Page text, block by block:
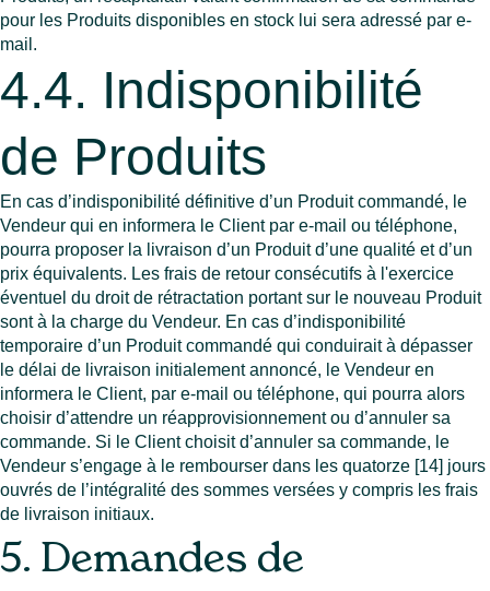
pour les Produits disponibles en stock lui sera adressé par e-
mail.
4.4. Indisponibilité
de Produits
En cas d’indisponibilité définitive d’un Produit commandé, le
Vendeur qui en informera le Client par e-mail ou téléphone,
pourra proposer la livraison d’un Produit d’une qualité et d’un
prix équivalents. Les frais de retour consécutifs à l'exercice
éventuel du droit de rétractation portant sur le nouveau Produit
sont à la charge du Vendeur. En cas d’indisponibilité
temporaire d’un Produit commandé qui conduirait à dépasser
le délai de livraison initialement annoncé, le Vendeur en
informera le Client, par e-mail ou téléphone, qui pourra alors
choisir d’attendre un réapprovisionnement ou d’annuler sa
commande. Si le Client choisit d’annuler sa commande, le
Vendeur s’engage à le rembourser dans les quatorze [14] jours
ouvrés de l’intégralité des sommes versées y compris les frais
de livraison initiaux.
5. Demandes de